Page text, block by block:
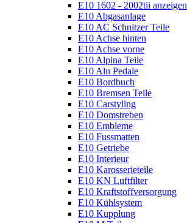
E10 1602 - 2002tii anzeigen
E10 Abgasanlage
E10 AC Schnitzer Teile
E10 Achse hinten
E10 Achse vorne
E10 Alpina Teile
E10 Alu Pedale
E10 Bordbuch
E10 Bremsen Teile
E10 Carstyling
E10 Domstreben
E10 Embleme
E10 Fussmatten
E10 Getriebe
E10 Interieur
E10 Karosserieteile
E10 KN Luftfilter
E10 Kraftstoffversorgung
E10 Kühlsystem
E10 Kupplung